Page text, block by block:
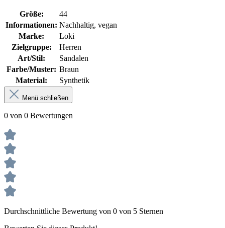
Größe:
44
Informationen: Nachhaltig, vegan
Marke:
Loki
Zielgruppe:
Herren
Art/Stil:
Sandalen
Farbe/Muster: Braun
Material:
Synthetik
Menü schließen
0 von 0 Bewertungen
Durchschnittliche Bewertung von 0 von 5 Sternen